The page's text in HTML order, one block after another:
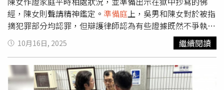
經，陳女則聲請精神鑑定。 準備庭上，吳男和陳女對於被指
摘犯罪部分均認罪，但辯護律師認為有些證據既然不爭執，
已沒有討論必要，審判長則評議諭知，書狀所為證據均有調
查必要。最後確認在審理程序上著重在量刑部分，陳女聲請
傳喚父親以作為量刑考量，另聲請精神鑑定，吳男則聲請傳
喚陳女作證家庭平時相處狀況，並準備出示在獄中抄寫的佛
經。庭末審判長依法抽出200位國民法官，並將在明年3月
10月16日, 2025 繼續閱讀